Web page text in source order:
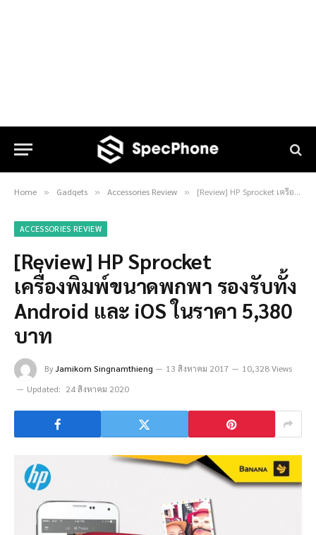
Home » Gadgets » Accessories Review » [Review] HP Sprocket เครื่องพิมพ์ขนาดพกพา รองรับทั้ง Android และ iOS ในราคา 5,380 บาท
ACCESSORIES REVIEW
[Review] HP Sprocket
เครื่องพิมพ์ขนาดพกพา รองรับทั้ง
Android และ iOS ในราคา 5,380
บาท
ByJamikorn Singnamthieng 13 สิงหาคม 2017
10,328 Views
Updated: 24 สิงหาคม 2020